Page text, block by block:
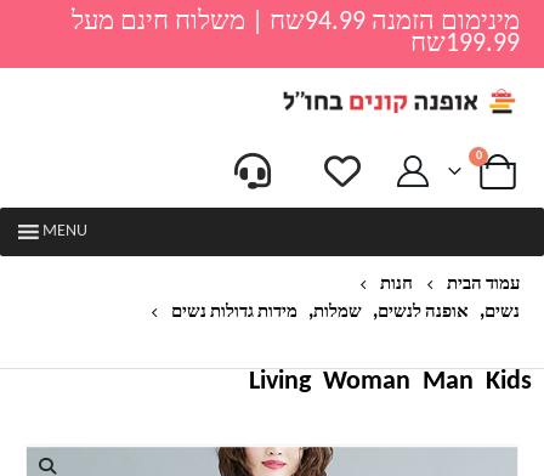
מינימום הזמנה 94.99שח | משלוח חינם מעל
199.99שח
0
MENU
עמוד הבית
חנות
נשים, אופנה לנשים, שמלות, מידות גדולות נשים
Kids
Man
Woman
Living